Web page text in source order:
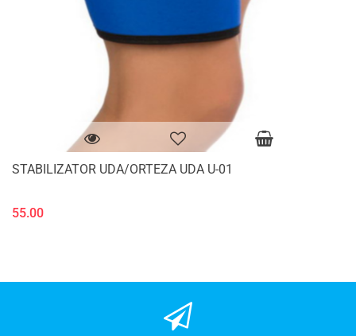
STABILIZATOR UDA/ORTEZA UDA U-01
55.00